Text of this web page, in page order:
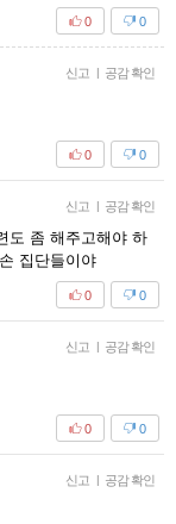
0
0
신고 | 공감 확인
0
0
신고 | 공감 확인
도 좀 해주고해야 하
집단들이야
0
0
신고 | 공감 확인
0
0
신고 | 공감 확인